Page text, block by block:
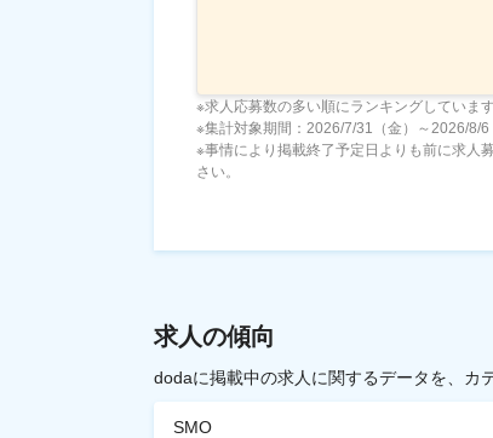
※求人応募数の多い順にランキングしていま
※集計対象期間：2026/7/31（金）～2026/8/6
※事情により掲載終了予定日よりも前に求人
さい。
求人の傾向
dodaに掲載中の求人に関するデータを、カ
SMO